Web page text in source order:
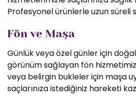
Profesyonel ürünlerle uzun süreli
Fön ve Maşa
Günlük veya özel günler için
görünüm sağlayan fön
veya belirgin bukleler için maşa
saçlarınıza istediğiniz hareketi